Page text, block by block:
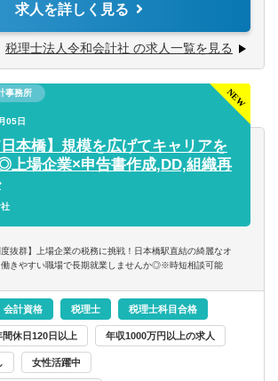
確定申告業務
関する手続き及び届出
企業の税務を経験することができます。
くクライアントの税務に一環して携わること
求人を詳しく見る
税理士法人令和会計社 の求人一覧を見る
事務所
05日
日本橋】規模を広げてキャリアを
上場企業×申告書作成,DD,組織再
度抜群】上場企業の税務に挑戦！日本橋駅直結の綺麗なオ
働きやすい職場で長期就業しませんか◎※時短相談可能
会計資格 税理士 税理士科目合格
間休日120日以上 年収1000万円以上の求人
女性活躍中
長野県
京都府
兵庫県
択する
／管理会計
理会計
アシスタント
シスタント